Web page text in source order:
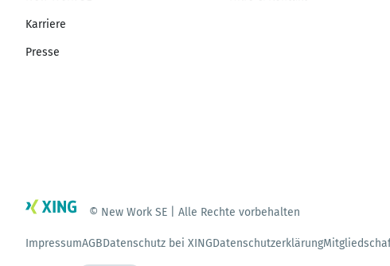
Karriere
Presse
© New Work SE | Alle Rechte vorbehalten
ImpressumAGBDatenschutz bei XINGDatenschutzerklärung